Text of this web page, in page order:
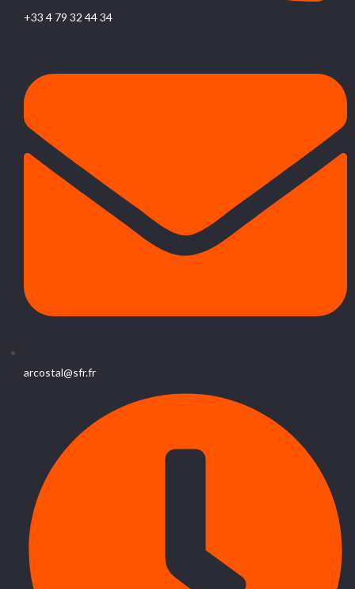
+33 4 79 32 44 34
arcostal@sfr.fr